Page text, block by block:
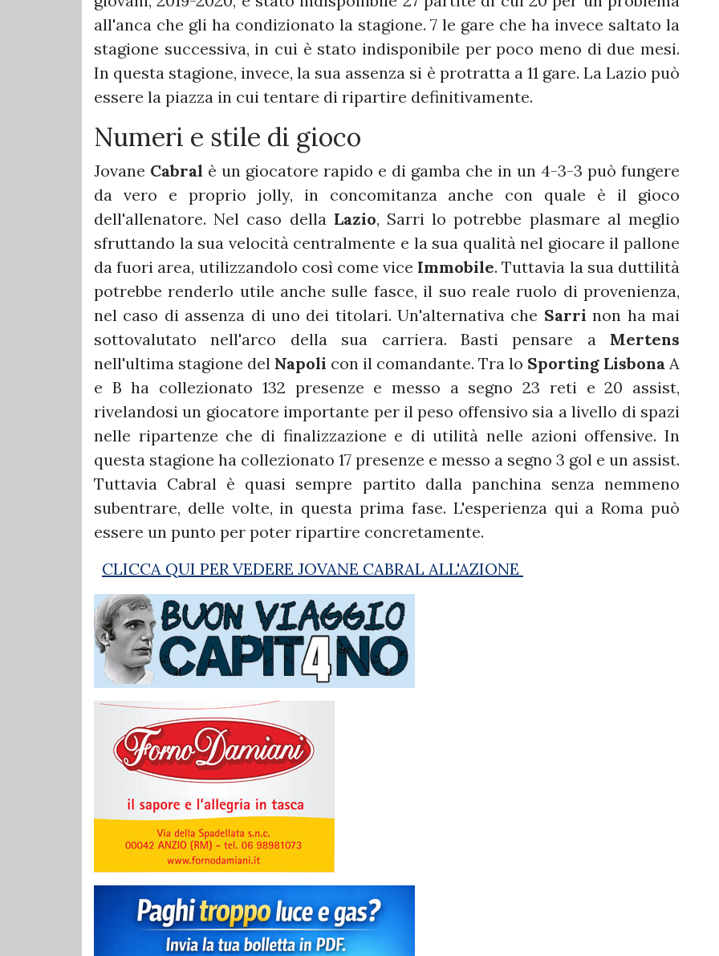
all'anca che gli ha condizionato la stagione. 7 le gare che ha invece saltato la
stagione successiva, in cui è stato indisponibile per poco meno di due mesi.
In questa stagione, invece, la sua assenza si è protratta a 11 gare. La Lazio può
essere la piazza in cui tentare di ripartire definitivamente.
Numeri e stile di gioco
Jovane Cabral è un giocatore rapido e di gamba che in un 4-3-3 può fungere
da vero e proprio jolly, in concomitanza anche con quale è il gioco
dell'allenatore. Nel caso della Lazio, Sarri lo potrebbe plasmare al meglio
sfruttando la sua velocità centralmente e la sua qualità nel giocare il pallone
da fuori area, utilizzandolo così come vice Immobile. Tuttavia la sua duttilità
potrebbe renderlo utile anche sulle fasce, il suo reale ruolo di provenienza,
nel caso di assenza di uno dei titolari. Un'alternativa che Sarri non ha mai
sottovalutato nell'arco della sua carriera. Basti pensare a Mertens
nell'ultima stagione del Napoli con il comandante. Tra lo Sporting Lisbona A
e B ha collezionato 132 presenze e messo a segno 23 reti e 20 assist,
rivelandosi un giocatore importante per il peso offensivo sia a livello di spazi
nelle ripartenze che di finalizzazione e di utilità nelle azioni offensive. In
questa stagione ha collezionato 17 presenze e messo a segno 3 gol e un assist.
Tuttavia Cabral è quasi sempre partito dalla panchina senza nemmeno
subentrare, delle volte, in questa prima fase. L'esperienza qui a Roma può
essere un punto per poter ripartire concretamente.
CLICCA QUI PER VEDERE JOVANE CABRAL ALL'AZIONE